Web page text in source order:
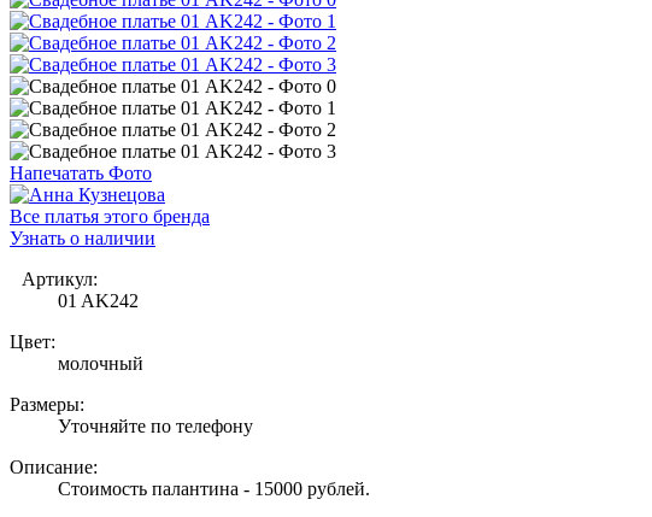
Напечатать Фото
Все платья этого бренда
Узнать о наличии
Артикул:
01 AK242
Цвет:
молочный
Размеры:
Уточняйте по телефону
Описание:
Стоимость палантина - 15000 рублей.